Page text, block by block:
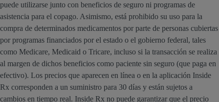
puede utilizarse junto con beneficios de seguro ni programas de
asistencia para el copago. Asimismo, está prohibido su uso para la
compra de determinados medicamentos por parte de personas cubiertas
por programas financiados por el estado o el gobierno federal, tales
como Medicare, Medicaid o Tricare, incluso si la transacción se realiza
al margen de dichos beneficios como paciente sin seguro (que paga en
efectivo). Los precios que aparecen en línea o en la aplicación Inside
Rx corresponden a un suministro para 30 días y están sujetos a
cambios en tiempo real. Inside Rx no puede garantizar que el precio